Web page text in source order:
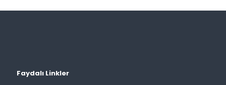
Faydalı Linkler